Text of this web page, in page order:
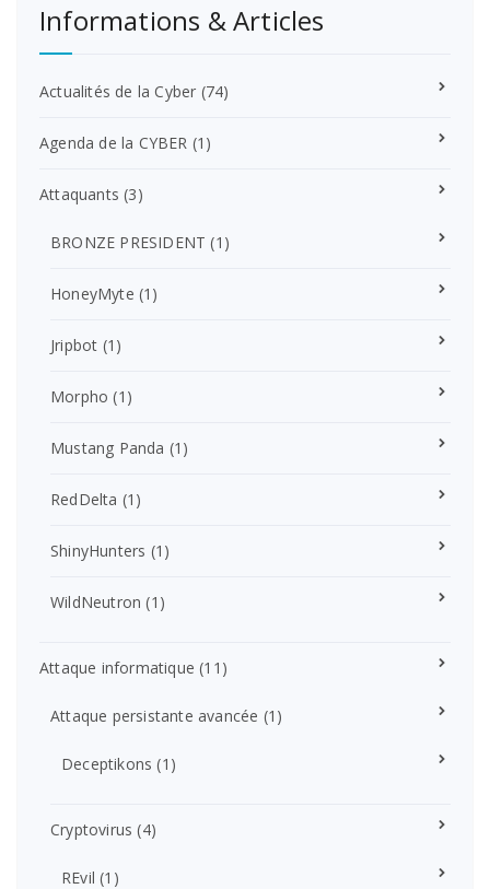
Informations & Articles
Actualités de la Cyber (74)
Agenda de la CYBER (1)
Attaquants (3)
BRONZE PRESIDENT (1)
HoneyMyte (1)
Jripbot (1)
Morpho (1)
Mustang Panda (1)
RedDelta (1)
ShinyHunters (1)
WildNeutron (1)
Attaque informatique (11)
Attaque persistante avancée (1)
Deceptikons (1)
Cryptovirus (4)
REvil (1)